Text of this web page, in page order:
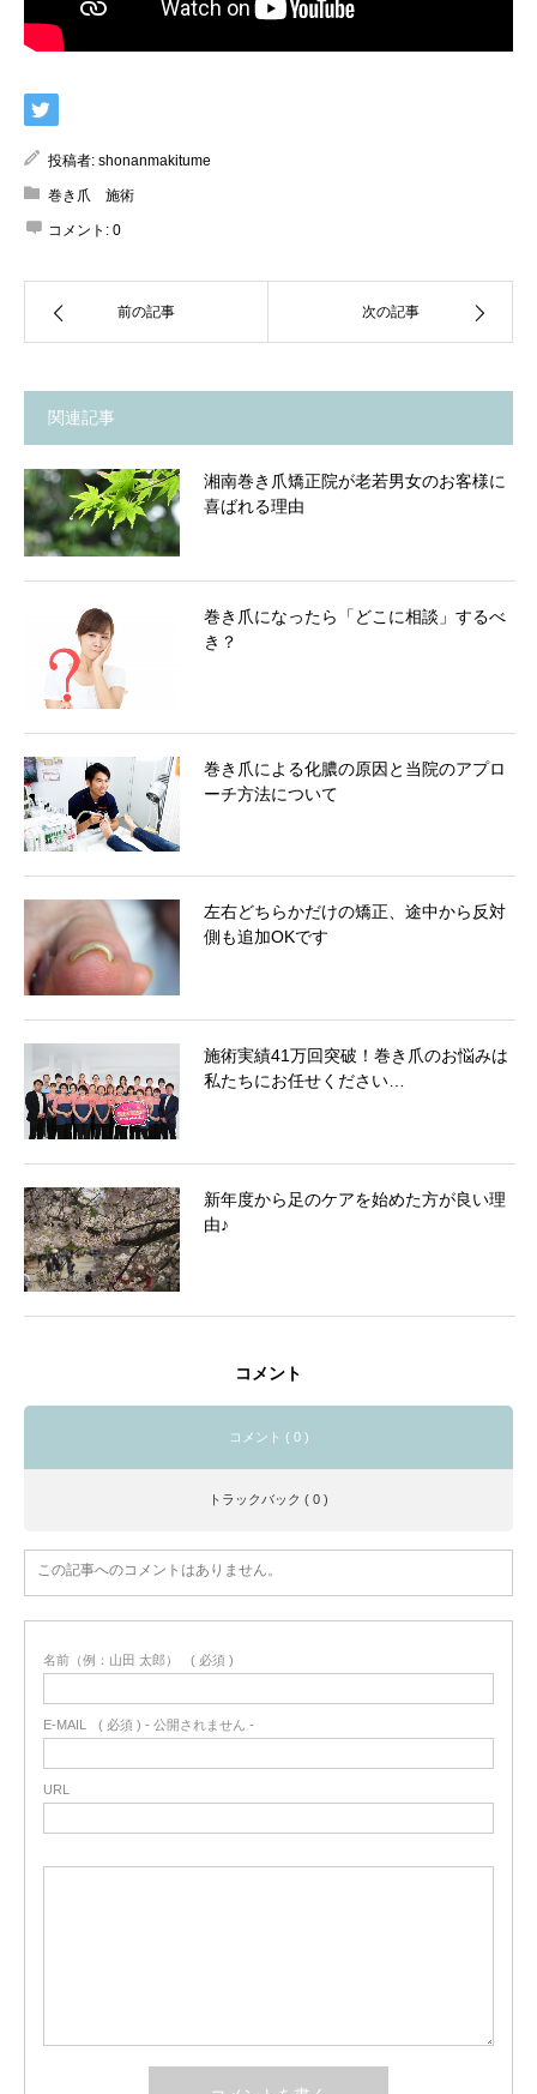
投稿者: shonanmakitume
巻き爪 施術
コメント: 0
前の記事 次の記事
関連記事
湘南巻き爪矯正院が老若男女のお客様に
喜ばれる理由
巻き爪になったら「どこに相談」するべ
き？
巻き爪による化膿の原因と当院のアプロ
ーチ方法について
左右どちらかだけの矯正、途中から反対
側も追加OKです
施術実績41万回突破！巻き爪のお悩みは
私たちにお任せください…
新年度から足のケアを始めた方が良い理
由♪
コメント
コメント ( 0 )
トラックバック ( 0 )
この記事へのコメントはありません。
名前（例：山田 太郎） ( 必須 )
E-MAIL ( 必須 ) - 公開されません -
URL